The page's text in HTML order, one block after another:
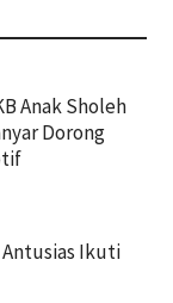
Anak Sholeh
Dorong
Antusias Ikuti